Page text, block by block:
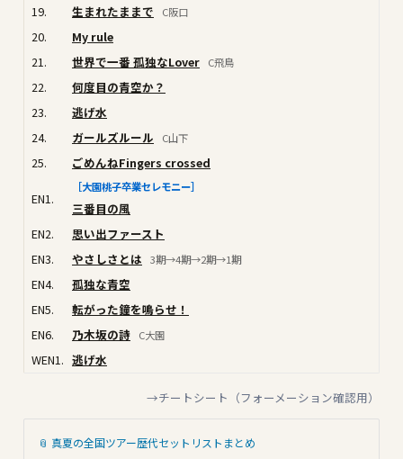
19.
生まれたままで C阪口
20.
My rule
21.
世界で一番 孤独なLover C飛鳥
22.
何度目の青空か？
23.
逃げ水
24.
ガールズルール C山下
25. ごめんねFingers crossed
EN1.
［大園桃子卒業セレモニー］
三番目の風
EN2.
思い出ファースト
EN3.
やさしさとは 3期→4期→2期→1期
EN4.
孤独な青空
EN5.
転がった鐘を鳴らせ！
EN6.
乃木坂の詩 C大園
WEN1. 逃げ水
→チートシート（フォーメーション確認用）
📎 真夏の全国ツアー歴代セットリストまとめ